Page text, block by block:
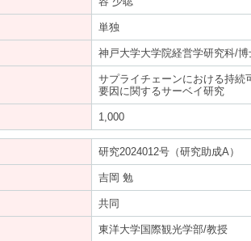
単独
神戸大学大学院経営学研究科/
サプライチェーンにおける持続
要因に関するサーベイ研究
1,000
研究2024012号（研究助成A）
吉岡 勉
共同
東洋大学国際観光学部/教授